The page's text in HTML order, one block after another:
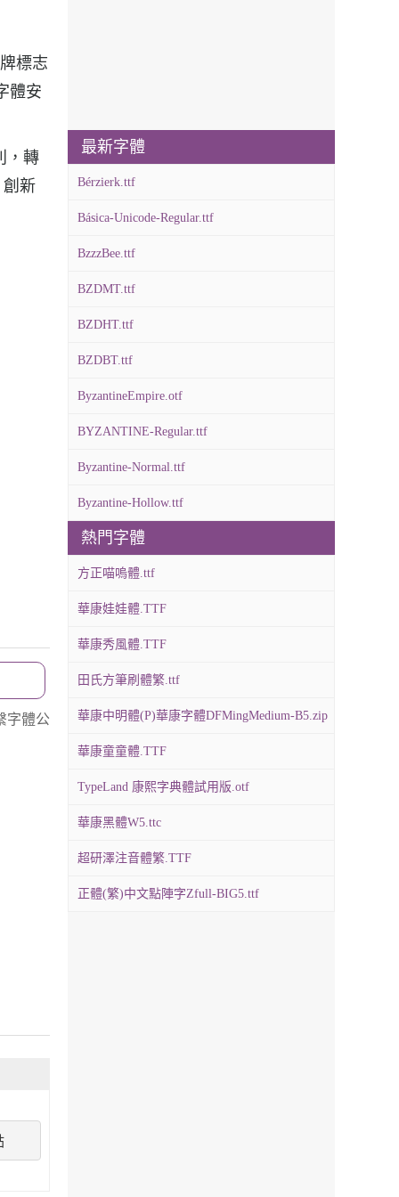
標志
體安
，轉
創新
字體公
最新字體
Bérzierk.ttf
Básica-Unicode-Regular.ttf
BzzzBee.ttf
BZDMT.ttf
BZDHT.ttf
BZDBT.ttf
ByzantineEmpire.otf
BYZANTINE-Regular.ttf
Byzantine-Normal.ttf
Byzantine-Hollow.ttf
熱門字體
方正喵嗚體.ttf
華康娃娃體.TTF
華康秀風體.TTF
田氏方筆刷體繁.ttf
華康中明體(P)華康字體DFMingMedium-B5.zip
華康童童體.TTF
TypeLand 康熙字典體試用版.otf
華康黑體W5.ttc
超研澤注音體繁.TTF
正體(繁)中文點陣字Zfull-BIG5.ttf